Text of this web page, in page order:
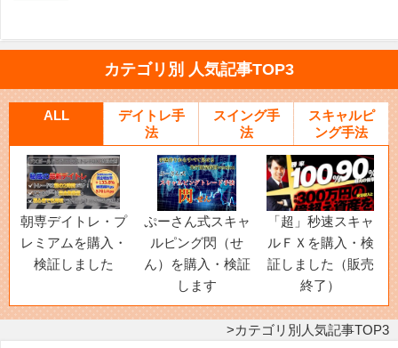
カテゴリ別 人気記事TOP3
ALL
デイトレ手
法
スイング手
法
スキャルピ
ング手法
朝専デイトレ・プ
レミアムを購入・
検証しました
ぷーさん式スキャ
ルピング閃（せ
ん）を購入・検証
します
「超」秒速スキャ
ルＦＸを購入・検
証しました（販売
終了）
カテゴリ別人気記事TOP3